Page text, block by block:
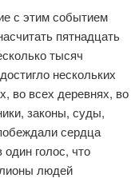
с этим событием
пятнадцать
тысяч
нескольких
во всех деревнях, во
законы, суды,
сердца
голос, что
людей